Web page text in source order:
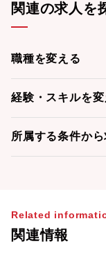
関連の求人を
職種を変える
経験・スキルを変
所属する条件か
Related
関連情報